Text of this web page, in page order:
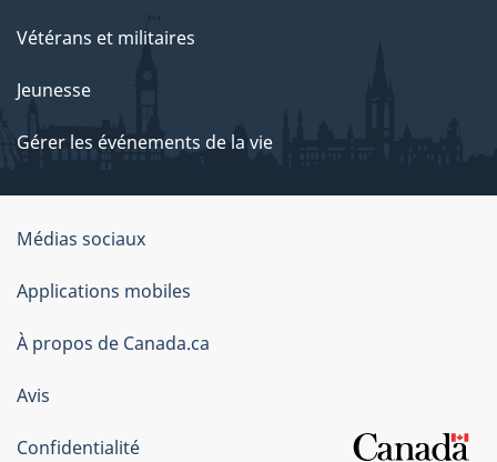
Vétérans et militaires
Jeunesse
Gérer les événements de la vie
Organisation
du
gouvernement
du
Canada
Médias sociaux
Applications mobiles
À propos de Canada.ca
Avis
Confidentialité